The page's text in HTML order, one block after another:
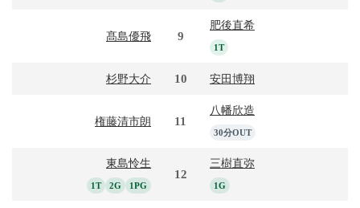
髙島優飛 9
肥後直希
1T
杉野大介 10 安田博翔
権藤清市朗 11
八幡欣造
30分OUT
東島怜生
1T 2G 1PG
12
三樹直弥
1G